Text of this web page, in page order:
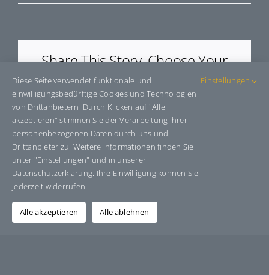
E90968
Share This Story, Choose Your
Platform!
Facebook Bluesky WhatsAppTelegram
E-
Mail
Über den Autor: Grafik-Design-Jutta-Sucker
Diese Seite verwendet funktionale und
einwilligungsbedürftige Cookies und Technologien
von Drittanbietern. Durch Klicken auf "Alle
akzeptieren" stimmen Sie der Verarbeitung Ihrer
personenbezogenen Daten durch uns und
Drittanbieter zu. Weitere Informationen finden Sie
unter "Einstellungen" und in unserer
Datenschutzerklärung. Ihre Einwilligung können Sie
jederzeit widerrufen.
Einstellungen
Alle akzeptieren Alle ablehnen